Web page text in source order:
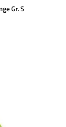
Gr. S